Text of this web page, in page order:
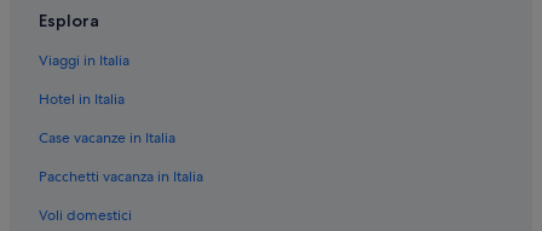
Lacanche: hotel
Auxy: hotel
Saint-Léger-Sous-Beuvray: hotel
Diancey: hotel
Censerey: hotel
Jouey: hotel
Esplora
Viaggi in Italia
Hotel in Italia
Case vacanze in Italia
Pacchetti vacanza in Italia
Voli domestici